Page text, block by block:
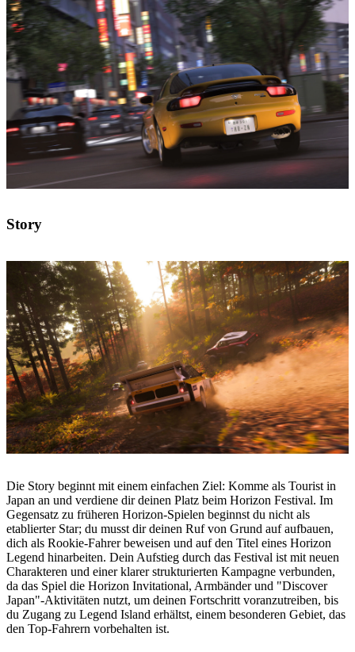
Story
Die Story beginnt mit einem einfachen Ziel: Komme als Tourist in
Japan an und verdiene dir deinen Platz beim Horizon Festival. Im
Gegensatz zu früheren Horizon-Spielen beginnst du nicht als
etablierter Star; du musst dir deinen Ruf von Grund auf aufbauen,
dich als Rookie-Fahrer beweisen und auf den Titel eines Horizon
Legend hinarbeiten. Dein Aufstieg durch das Festival ist mit neuen
Charakteren und einer klarer strukturierten Kampagne verbunden,
da das Spiel die Horizon Invitational, Armbänder und "Discover
Japan"-Aktivitäten nutzt, um deinen Fortschritt voranzutreiben, bis
du Zugang zu Legend Island erhältst, einem besonderen Gebiet, das
den Top-Fahrern vorbehalten ist.